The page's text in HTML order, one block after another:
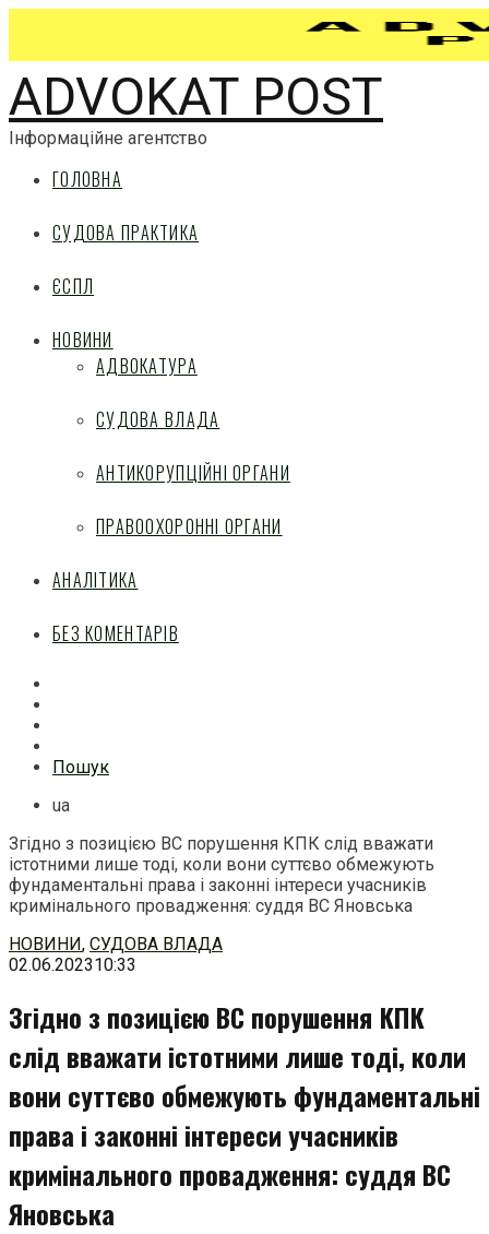
ADVOKAT POST
Інформаційне агентство
ГОЛОВНА
СУДОВА ПРАКТИКА
ЄСПЛ
НОВИНИ
АДВОКАТУРА
СУДОВА ВЛАДА
АНТИКОРУПЦІЙНІ ОРГАНИ
ПРАВООХОРОННІ ОРГАНИ
АНАЛІТИКА
БЕЗ КОМЕНТАРІВ
Пошук
ua
Згідно з позицією ВС порушення КПК слід вважати
істотними лише тоді, коли вони суттєво обмежують
фундаментальні права і законні інтереси учасників
кримінального провадження: суддя ВС Яновська
Перейти
до
НОВИНИ, СУДОВА ВЛАДА
02.06.202310:33
Згідно з позицією ВС порушення КПК
слід вважати істотними лише тоді, коли
вони суттєво обмежують фундаментальні
права і законні інтереси учасників
кримінального провадження: суддя ВС
Яновська